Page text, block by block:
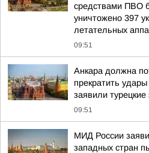
средствами ПВО
уничтожено 397
летательных
09:51
Анкара должна
прекратить
заявили турецкие
09:51
МИД России
западных стран